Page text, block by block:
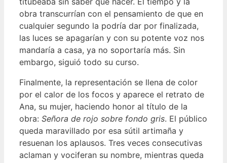
obra transcurrían con el pensamiento de que en
cualquier segundo la podría dar por finalizada,
las luces se apagarían y con su potente voz nos
mandaría a casa, ya no soportaría más. Sin
embargo, siguió todo su curso.
Finalmente, la representación se llena de color
por el calor de los focos y aparece el retrato de
Ana, su mujer, haciendo honor al título de la
obra: Señora de rojo sobre fondo gris. El público
queda maravillado por esa sútil artimaña y
resuenan los aplausos. Tres veces consecutivas
aclaman y vociferan su nombre, mientras queda